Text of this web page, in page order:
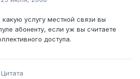
услугу местной связи вы
абоненту, если уж вы считаете
доступа.
Цитата